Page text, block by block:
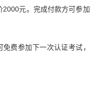
元。完成付款方可参加
费参加下一次认证考试，